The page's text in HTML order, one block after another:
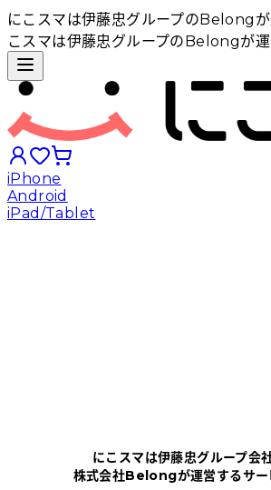
にこスマは伊藤忠グループのBelong
こスマは伊藤忠グループのBelongが
iPhone
Android
iPad/Tablet
にこスマについて
にこスマは伊藤忠グループ会
株式会社Belongが運営するサー